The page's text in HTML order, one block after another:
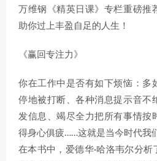
万维钢《精英日课》专栏重磅推
助你过上丰盈自足的人生！
《赢回专注力》
你在工作中是否有如下烦恼：多
停地被打断、各种消息提示音不
发信息、竭尽全力把所有事情按
得身心俱疲……这就是当今时代我
在本书中，爱德华·哈洛韦尔分